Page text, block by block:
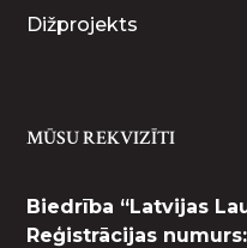
Dižprojekts
MŪSU REKVIZĪTI
Biedrība “Latvijas
Reģistrācijas numurs: